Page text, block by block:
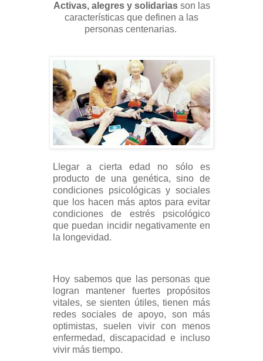
Activas, alegres y solidariasson las
características que definen a las
personas centenarias.
Llegar a cierta edad no sólo es
producto de una genética, sino de
condiciones psicológicas y sociales
que los hacen más aptos para evitar
condiciones de estrés psicológico
que puedan incidir negativamente en
la longevidad.
Hoy sabemos que las personas que
logran mantener fuertes propósitos
vitales, se sienten útiles, tienen más
redes sociales de apoyo, son más
optimistas, suelen vivir con menos
enfermedad, discapacidad e incluso
vivir más tiempo.